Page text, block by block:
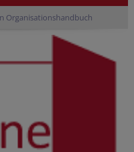
Organisationshandbuch